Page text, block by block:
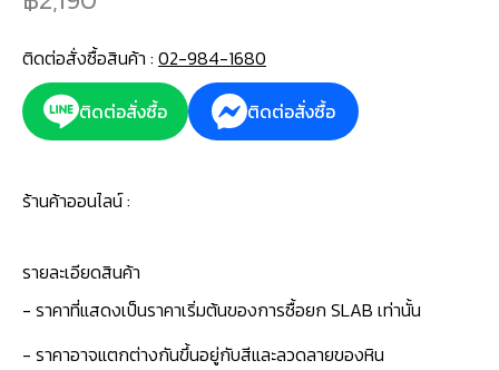
ติดต่อสั่งซื้อสินค้า : 02-984-1680
ติดต่อสั่งซื้อ
ติดต่อสั่งซื้อ
ร้านค้าออนไลน์ :
รายละเอียดสินค้า
- ราคาที่แสดงเป็นราคาเริ่มต้นของการซื้อยก SLAB เท่านั้น
- ราคาอาจแตกต่างกันขึ้นอยู่กับสีและลวดลายของหิน